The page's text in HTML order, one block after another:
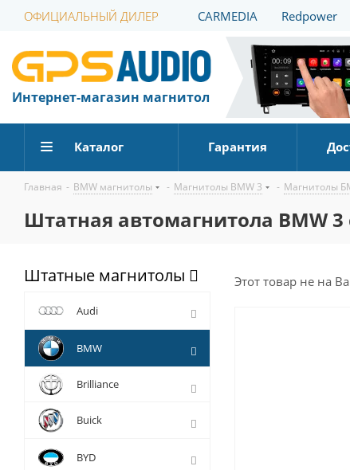
ОФИЦИАЛЬНЫЙ ДИЛЕР CARMEDIA Redpower
Интернет-магазин магнитол
Каталог Гарантия
Главная - BMW магнитолы - Магнитолы BMW 3 - Магнитолы
Штатная автомагнитола BMW 3
Этот товар не на
Штатные магнитолы
Audi
BMW
Brilliance
Buick
BYD